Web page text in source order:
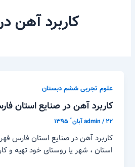
کاربرد آهن
علوم تجربی ششم دبستان
کاربرد آهن در صنایع استان
admin/۲۲ آبان ّ ۱۳۹۵
کاربرد آهن در صنایع استان فارس
استان ، شهر یا روستای خود تهیه و